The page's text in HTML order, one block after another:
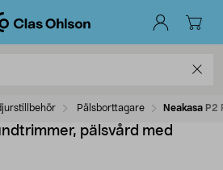
Pälsborttagare Neakasa
pälsvård med